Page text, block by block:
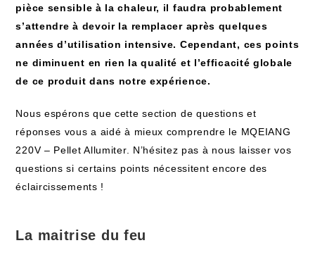
pièce sensible à la chaleur, il faudra probablement
s’attendre à devoir la remplacer après quelques
années d’utilisation intensive. Cependant, ces points
ne diminuent en rien la qualité et l’efficacité globale
de ce produit dans notre expérience.
Nous espérons que cette section de questions et
réponses vous a aidé à mieux comprendre le MQEIANG
220V – Pellet Allumiter. N’hésitez pas à nous laisser vos
questions si certains points nécessitent encore des
éclaircissements !
La maitrise du feu